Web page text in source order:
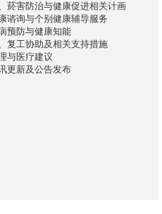
菸害防治与健康促进相关计画
谘询与个别健康辅导服务
预防与健康知能
复工协助及相关支持措施
与医疗建议
更新及公告发布